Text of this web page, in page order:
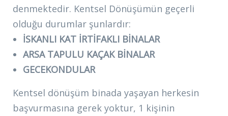
denmektedir. Kentsel Dönüşümün geçerli
olduğu durumlar şunlardır:
İSKANLI KAT İRTİFAKLI BİNALAR
ARSA TAPULU KAÇAK BİNALAR
GECEKONDULAR
Kentsel dönüşüm binada yaşayan herkesin
başvurmasına gerek yoktur, 1 kişinin